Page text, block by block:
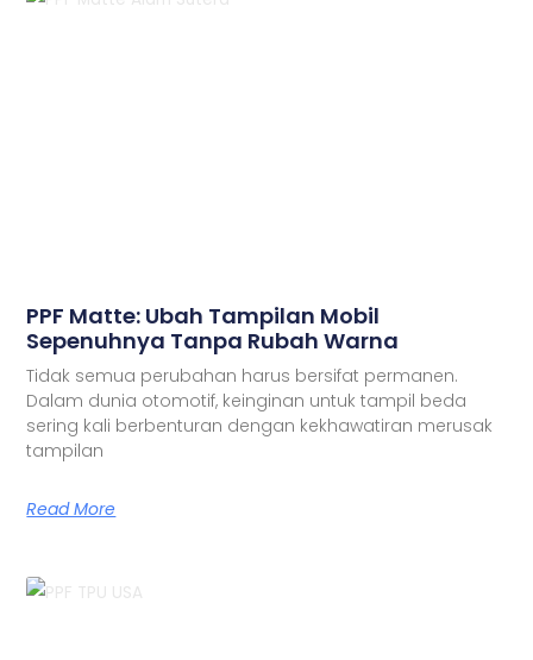
PPF Matte: Ubah Tampilan Mobil
Sepenuhnya Tanpa Rubah Warna
Tidak semua perubahan harus bersifat permanen.
Dalam dunia otomotif, keinginan untuk tampil beda
sering kali berbenturan dengan kekhawatiran merusak
tampilan
Read More